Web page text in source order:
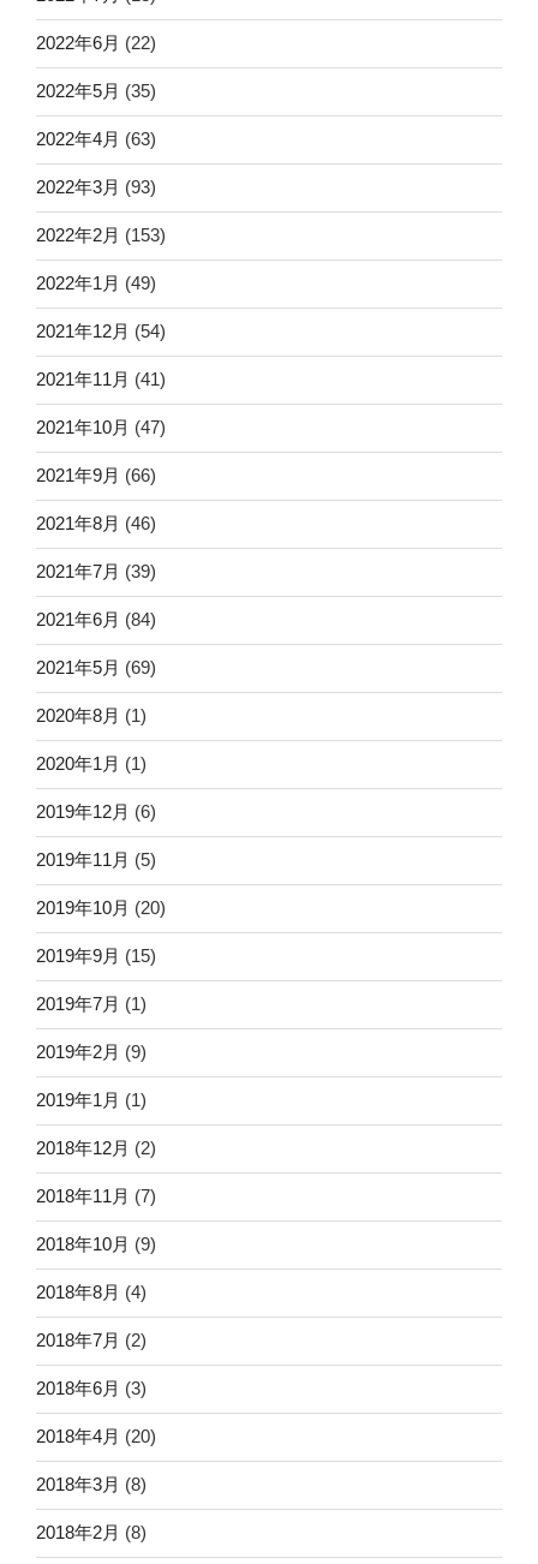
2022年6月 (22)
2022年5月 (35)
2022年4月 (63)
2022年3月 (93)
2022年2月 (153)
2022年1月 (49)
2021年12月 (54)
2021年11月 (41)
2021年10月 (47)
2021年9月 (66)
2021年8月 (46)
2021年7月 (39)
2021年6月 (84)
2021年5月 (69)
2020年8月 (1)
2020年1月 (1)
2019年12月 (6)
2019年11月 (5)
2019年10月 (20)
2019年9月 (15)
2019年7月 (1)
2019年2月 (9)
2019年1月 (1)
2018年12月 (2)
2018年11月 (7)
2018年10月 (9)
2018年8月 (4)
2018年7月 (2)
2018年6月 (3)
2018年4月 (20)
2018年3月 (8)
2018年2月 (8)